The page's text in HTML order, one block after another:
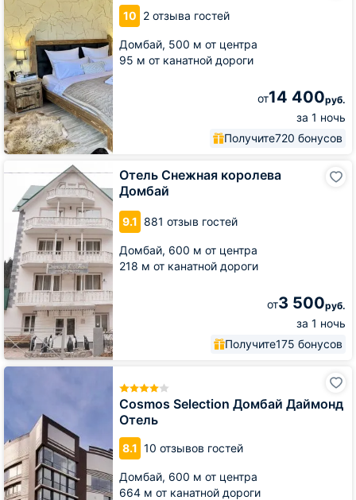
10 2 отзыва гостей
Домбай, 500 м от центра
95 м от канатной дороги
от14 400руб.
за 1 ночь
Получите720 бонусов
Mr.
Amore
Отель Снежная королева
Домбай
9.1 881 отзыв гостей
Домбай, 600 м от центра
218 м от канатной дороги
от3 500руб.
за 1 ночь
Получите175 бонусов
королева
Домбай
Cosmos Selection Домбай Даймонд
Отель
8.1 10 отзывов гостей
Домбай, 600 м от центра
664 м от канатной дороги
Cosmos
Даймонд
Отель